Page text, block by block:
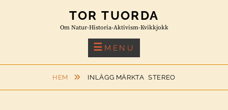
TOR TUORDA
Om Natur-Historia-Aktivism-Kvikkjokk
MENU
HEM INLÄGG MÄRKTASTEREO